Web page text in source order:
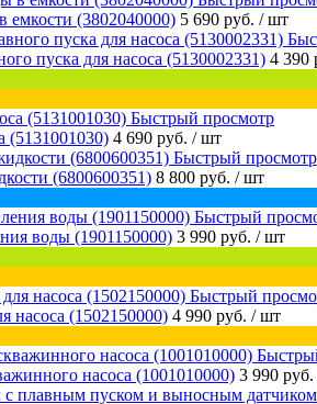
емкости (3802040000) 5 690 руб. / шт
пуска для насоса (5130002331) 4 390
Быстрый просмотр
(5131001030) 4 690 руб. / шт
Быстрый просмотр
(6800600351) 8 800 руб. / шт
Быстрый
воды (1901150000) 3 990 руб. / шт
Быстрый
насоса (1502150000) 4 990 руб. / шт
насоса (1001010000) 3 990 руб.